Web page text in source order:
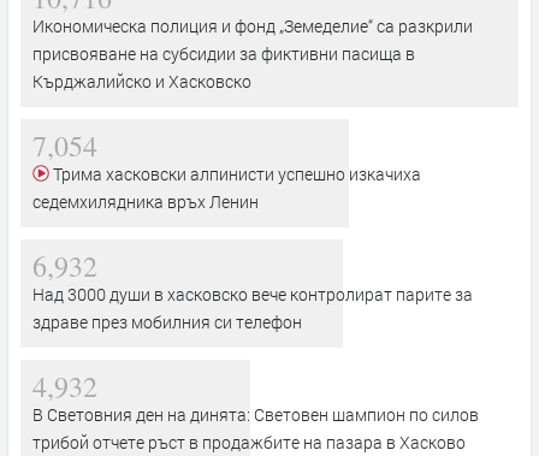
Икономическа полиция и фонд „Земеделие“ са разкрили
присвояване на субсидии за фиктивни пасища в
Кърджалийско и Хасковско
7,054
седемхилядника връх Ленин
6,932
Над 3000 души в хасковско вече контролират парите за
здраве през мобилния си телефон
4,932
В Световния ден на динята: Световен шампион по силов
трибой отчете ръст в продажбите на пазара в Хасково